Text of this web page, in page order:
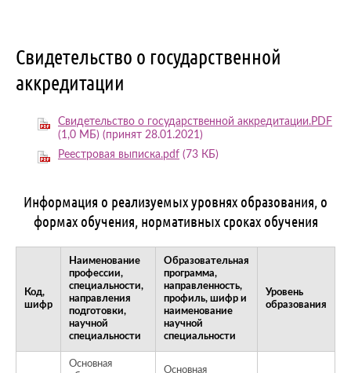
Свидетельство о государственной
аккредитации
Свидетельство о государственной аккредитации.PDF
(1,0 МБ) (принят 28.01.2021)
Реестровая выписка.pdf (73 КБ)
Информация о реализуемых уровнях образования, о
формах обучения, нормативных сроках обучения
Код,
шифр
Наименование
профессии,
специальности,
направления
подготовки,
научной
специальности
Образовательная
программа,
направленность,
профиль, шифр и
наименование
научной
специальности
Уровень
образования
Основная
Основная